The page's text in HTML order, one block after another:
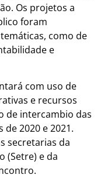
Os projetos a
foram
como de
e
com uso de
e recursos
de intercambio das
2020 e 2021.
secretarias da
(Setre) e da